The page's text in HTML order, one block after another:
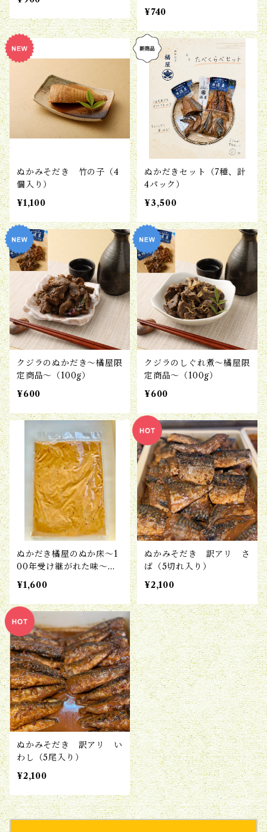
¥740
ぬかみそだき 竹の子（4
個入り）
¥1,100
ぬかだきセット（7種、計
4パック）
¥3,500
クジラのぬかだき〜橘屋限
定商品〜（100g）
¥600
クジラのしぐれ煮〜橘屋限
定商品〜（100g）
¥600
ぬかだき橘屋のぬか床〜1
00年受け継がれた味〜（1
kg）
¥1,600
ぬかみそだき 訳アリ さ
ば（5切れ入り）
¥2,100
ぬかみそだき 訳アリ い
わし（5尾入り）
¥2,100